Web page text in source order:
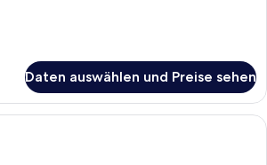
Daten auswählen und Preise sehen